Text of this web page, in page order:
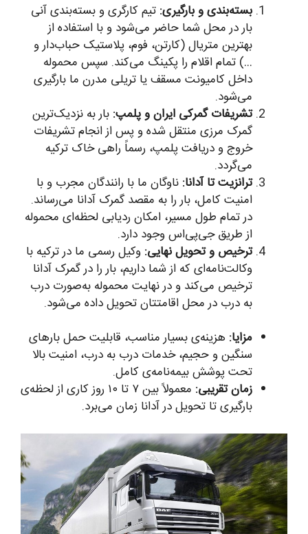
بسته‌بندی و بارگیری: تیم کارگری و بسته‌بندی آنی
بار در محل شما حاضر می‌شود و با استفاده از
بهترین متریال (کارتن، فوم، پلاستیک حباب‌دار و
…) تمام اقلام را پکینگ می‌کند. سپس محموله
داخل کامیونت مسقف یا تریلی مدرن ما بارگیری
می‌شود.
تشریفات گمرکی ایران و پلمپ: بار به نزدیک‌ترین
گمرک مرزی منتقل شده و پس از انجام تشریفات
خروج و دریافت پلمپ، رسماً راهی خاک ترکیه
می‌گردد.
ترانزیت تا آدانا: ناوگان ما با رانندگان مجرب و با
امنیت کامل، بار را به مقصد گمرک آدانا می‌رساند.
در تمام طول مسیر، امکان ردیابی لحظه‌ای محموله
از طریق جی‌پی‌اس وجود دارد.
ترخیص و تحویل نهایی: وکیل رسمی ما در ترکیه با
وکالت‌نامه‌ای که از شما داریم، بار را در گمرک آدانا
ترخیص می‌کند و در نهایت محموله به‌صورت درب
به درب در محل اقامتتان تحویل داده می‌شود.
مزایا: هزینه‌ی بسیار مناسب، قابلیت حمل بارهای
سنگین و حجیم، خدمات درب به درب، امنیت بالا
تحت پوشش بیمه‌نامه‌ی کامل.
زمان تقریبی:
معمولاً بین ۷ تا ۱۰ روز کاری از لحظه‌ی
بارگیری تا تحویل در آدانا زمان می‌برد.